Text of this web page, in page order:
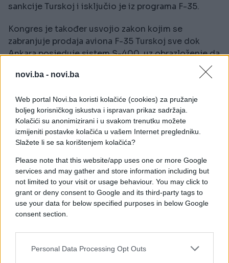
novi.ba - novi.ba
Web portal Novi.ba koristi kolačiće (cookies) za pružanje
boljeg korisničkog iskustva i ispravan prikaz sadržaja.
Kolačići su anonimizirani i u svakom trenutku možete
izmijeniti postavke kolačića u vašem Internet pregledniku.
Slažete li se sa korištenjem kolačića?
Please note that this website/app uses one or more Google
services and may gather and store information including but
not limited to your visit or usage behaviour. You may click to
grant or deny consent to Google and its third-party tags to
use your data for below specified purposes in below Google
consent section.
Personal Data Processing Opt Outs
sankcije Turskoj i isključio je iz programa F-35.
Kongres je također usvojio zakon kojim se
zabranjuje prodaja aviona F-35 Turskoj sve dok
Ankara posjeduje sistem S-400, uz obrazloženje da
američke borbene avione.
Ovo pitanje ostalo je jedno od glavnih spornih
tačaka između dvije zemlje, iako Turska pod
Trumpom ima toplije odnose s Washingtonom.
odnosa između dvije zemlje, posebno nakon što je
Trumpova administracija prošlog mjeseca formalno
obavijestila Kongres o namjeri da Turskoj proda
više desetina avionskih motora vrijednih više od
700 miliona dolara, prema dokumentu u koji je